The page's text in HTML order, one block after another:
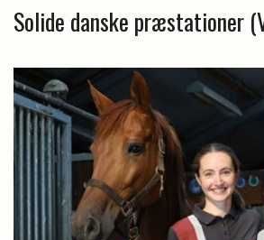
Solide danske præstationer